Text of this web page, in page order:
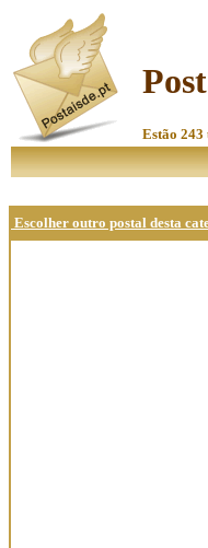
Estão
Escolher outro postal desta